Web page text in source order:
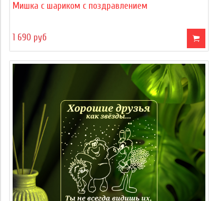
Мишка с шариком с поздравлением
1 690 руб